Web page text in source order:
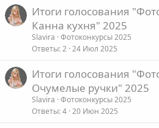
Итоги голосования
Канна кухня" 2025
Slavira Фотоконкурсы 2025
Ответы 2 24 Июл 2025
Итоги голосования
Очумелые ручки" 2025
Slavira Фотоконкурсы 2025
Ответы 4 20 Июн 2025